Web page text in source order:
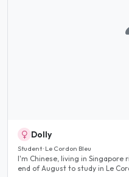
Dolly
Student · Le Cordon Bleu
I'm Chinese, living in Singapore
end of August to study in Le